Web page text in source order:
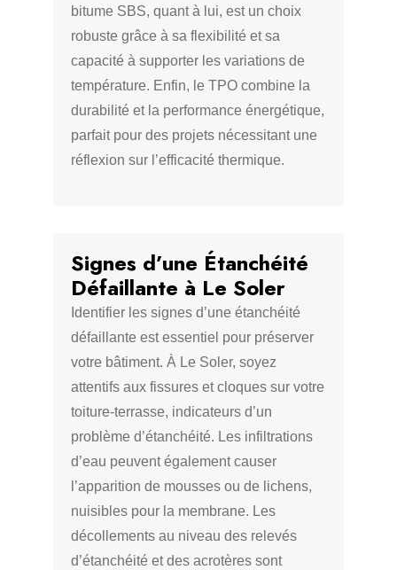
bitume SBS, quant à lui, est un choix
robuste grâce à sa flexibilité et sa
capacité à supporter les variations de
température. Enfin, le TPO combine la
durabilité et la performance énergétique,
parfait pour des projets nécessitant une
réflexion sur l’efficacité thermique.
Signes d’une Étanchéité
Défaillante à Le Soler
Identifier les signes d’une étanchéité
défaillante est essentiel pour préserver
votre bâtiment. À Le Soler, soyez
attentifs aux fissures et cloques sur votre
toiture-terrasse, indicateurs d’un
problème d’étanchéité. Les infiltrations
d’eau peuvent également causer
l’apparition de mousses ou de lichens,
nuisibles pour la membrane. Les
décollements au niveau des relevés
d’étanchéité et des acrotères sont